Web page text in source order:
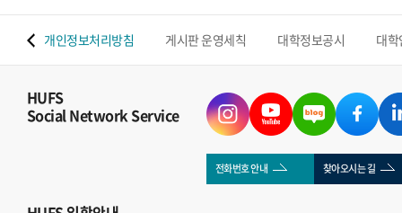
개인정보처리방침 게시판 운영세칙 대학정보공시 대
HUFS
Social Network Service
전화번호 안내 찾아오시는 길